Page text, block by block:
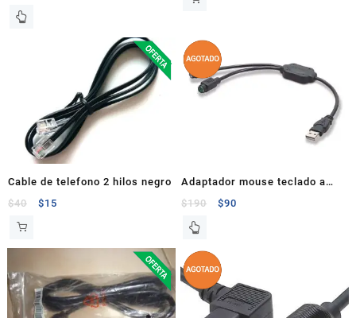
Cable de telefono 2 hilos negro
$40 $15
Adaptador mouse teclado a
usb belkin
$190 $90